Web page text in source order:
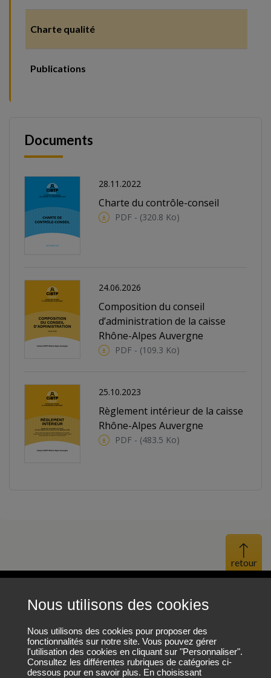
Nous utilisons des cookies
Nous utilisons des cookies pour proposer des
fonctionnalités sur notre site. Vous pouvez gérer
l'utilisation des cookies en cliquant sur "Personnaliser".
Consultez les différentes rubriques de catégories ci-
dessous pour en savoir plus. En choisissant
Charte qualité
Publications
Documents
28.11.2022
Charte du contrôle-conseil
PDF - (320.8 Ko)
24.06.2026
Composition du conseil
d’administration de la caisse
Rhône-Alpes Auvergne
PDF - (109.3 Ko)
25.10.2023
Règlement intérieur de la caisse
Rhône-Alpes Auvergne
PDF - (483.5 Ko)
Haut
Mentions légales
Protection des données personnelles
Plan du site